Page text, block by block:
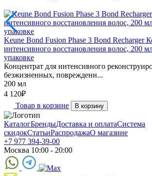
Keune Bond Fusion Phase 3 Bond Recharger
интенсивного восстановления волос, 200
упаковке
Концентрат для интенсивного
безжизненных, поврежденн...
200 мл
4 120₽
Товар в корзине
В корзину
КаталогБрендыДоставка и оплатаСистема
скидокСтатьиРаспродажаО магазине
+7 977 394-39-00
Москва 10:00 - 20:00